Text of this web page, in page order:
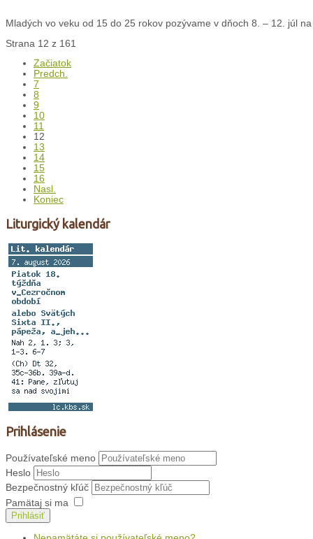
Mladých vo veku od 15 do 25 rokov pozývame v dňoch 8. – 12. júl
Strana 12 z 161
Začiatok
Predch.
7
8
9
10
11
12
13
14
15
16
Nasl.
Koniec
Liturgický kalendár
Prihlásenie
Používateľské meno
Heslo
Bezpečnostný kľúč
Pamätaj si ma
Prihlásiť